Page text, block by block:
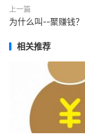
上一篇
为什么叫--聚赚钱？
相关推荐